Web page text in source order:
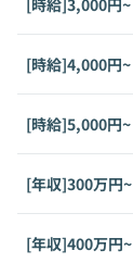
[時給]3,000円~
[時給]4,000円~
[時給]5,000円~
[年収]300万円~
[年収]400万円~